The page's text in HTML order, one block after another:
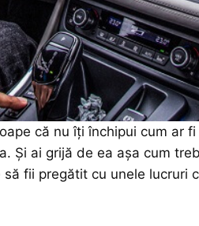
că nu îți închipui cum ar
Și ai grijă de ea așa cum
fii pregătit cu unele lucruri